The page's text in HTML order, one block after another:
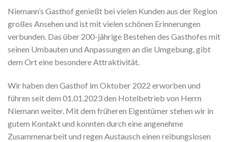
Niemann’s Gasthof genießt bei vielen Kunden aus der Region
großes Ansehen und ist mit vielen schönen Erinnerungen
verbunden. Das über 200-jährige Bestehen des Gasthofes mit
seinen Umbauten und Anpassungen an die Umgebung, gibt
dem Ort eine besondere Attraktivität.
Wir haben den Gasthof im Oktober 2022 erworben und
führen seit dem 01.01.2023 den Hotelbetrieb von Herrn
Niemann weiter. Mit dem früheren Eigentümer stehen wir in
gutem Kontakt und konnten durch eine angenehme
Zusammenarbeit und regen Austausch einen reibungslosen